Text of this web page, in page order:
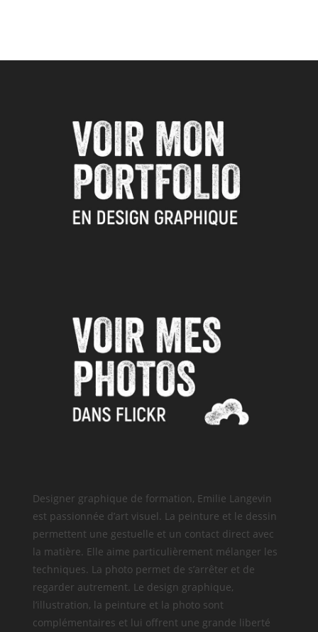
Designer graphique de formation, Emilie Langevin
est passionnée d’art visuel. La peinture et le dessin
permettent une gestuelle et un contact direct avec
la matière. Elle aime particulièrement mélanger les
techniques. La photo permet de s’arrêter et de
regarder autrement. Le design graphique,
l’illustration, la peinture et la photo sont
complémentaires et lui offrent une grande liberté